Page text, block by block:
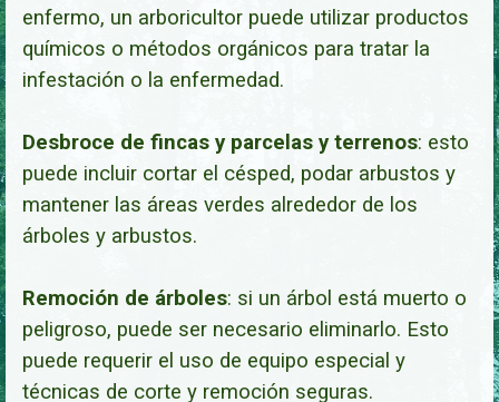
enfermo, un arboricultor puede utilizar productos
químicos o métodos orgánicos para tratar la
infestación o la enfermedad.
Desbroce de fincas y parcelas y terrenos: esto
puede incluir cortar el césped, podar arbustos y
mantener las áreas verdes alrededor de los
árboles y arbustos.
Remoción de árboles: si un árbol está muerto o
peligroso, puede ser necesario eliminarlo. Esto
puede requerir el uso de equipo especial y
técnicas de corte y remoción seguras.